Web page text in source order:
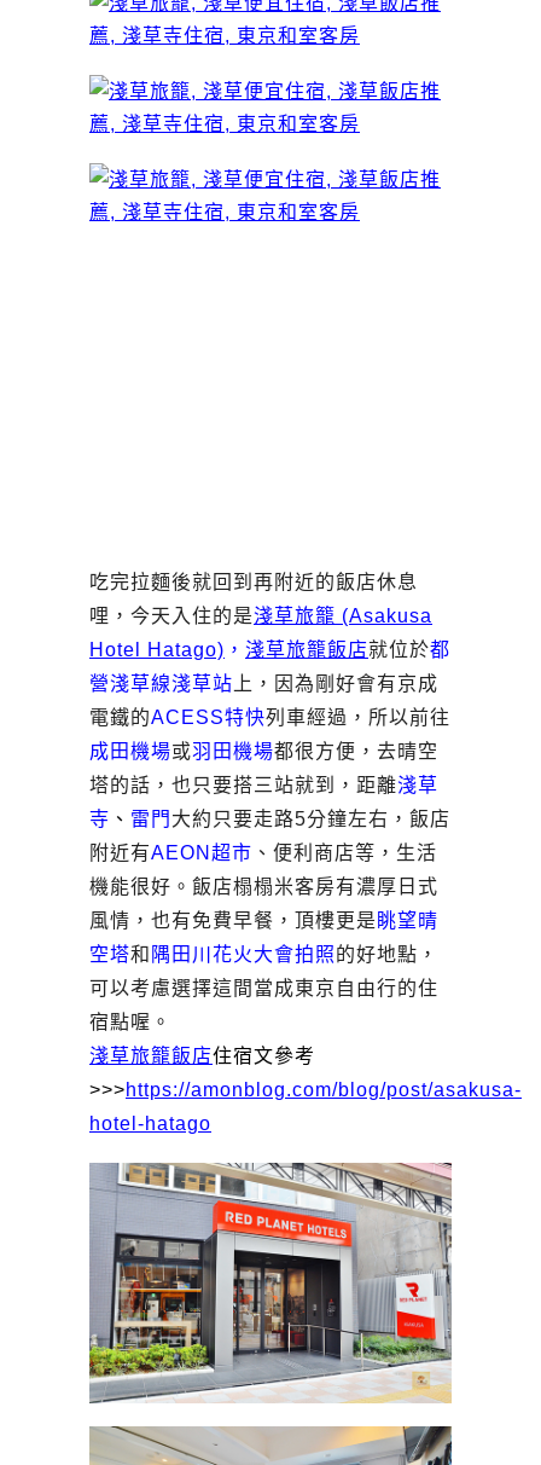
吃完拉麵後就回到再附近的飯店休息
哩，今天入住的是淺草旅籠 (Asakusa
Hotel Hatago) ， 淺草旅籠飯店就位於都
營淺草線淺草站 上，因為剛好會有京成
電鐵的ACESS特快列車經過，所以前往
成田機場或羽田機場都很方便，去晴空
塔的話，也只要搭三站就到，距離淺草
寺 、 雷門 大約只要走路5分鐘左右，飯店
附近有AEON超市 、便利商店等，生活
機能很好。飯店榻榻米客房有濃厚日式
風情，也有免費早餐，頂樓更是 眺望晴
空塔和 隅田川花火大會拍照的好地點，
可以考慮選擇這間當成東京自由行的住
宿點喔。
淺草旅籠飯店住宿文參考
>>>https://amonblog.com/blog/post/asakusa-
hotel-hatago